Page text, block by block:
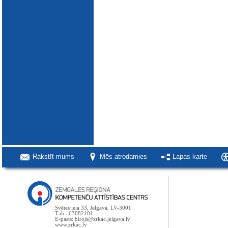
Rakstīt mums Mēs atrodamies Lapas karte
Svētes iela 33, Jelgava, LV-3001
Tālr.: 63082101
E-pasts: birojs@zrkac.jelgava.lv
www.zrkac.lv